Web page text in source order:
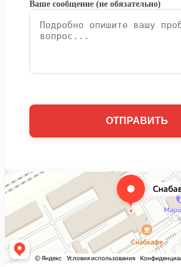
Ваше сообщение (не обязательно)